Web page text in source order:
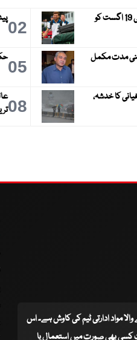
کیریبین پریمیئر لیگ ، قومی کرکٹرز کو این او سی 19 اگست کو
02
مدت مکمل
05
طغیانی کا خدشہ،
08
والا مواد ادارتی ٹیم کی کاوش ہے۔ اس
کسی بھی صورت میں استعمال یا